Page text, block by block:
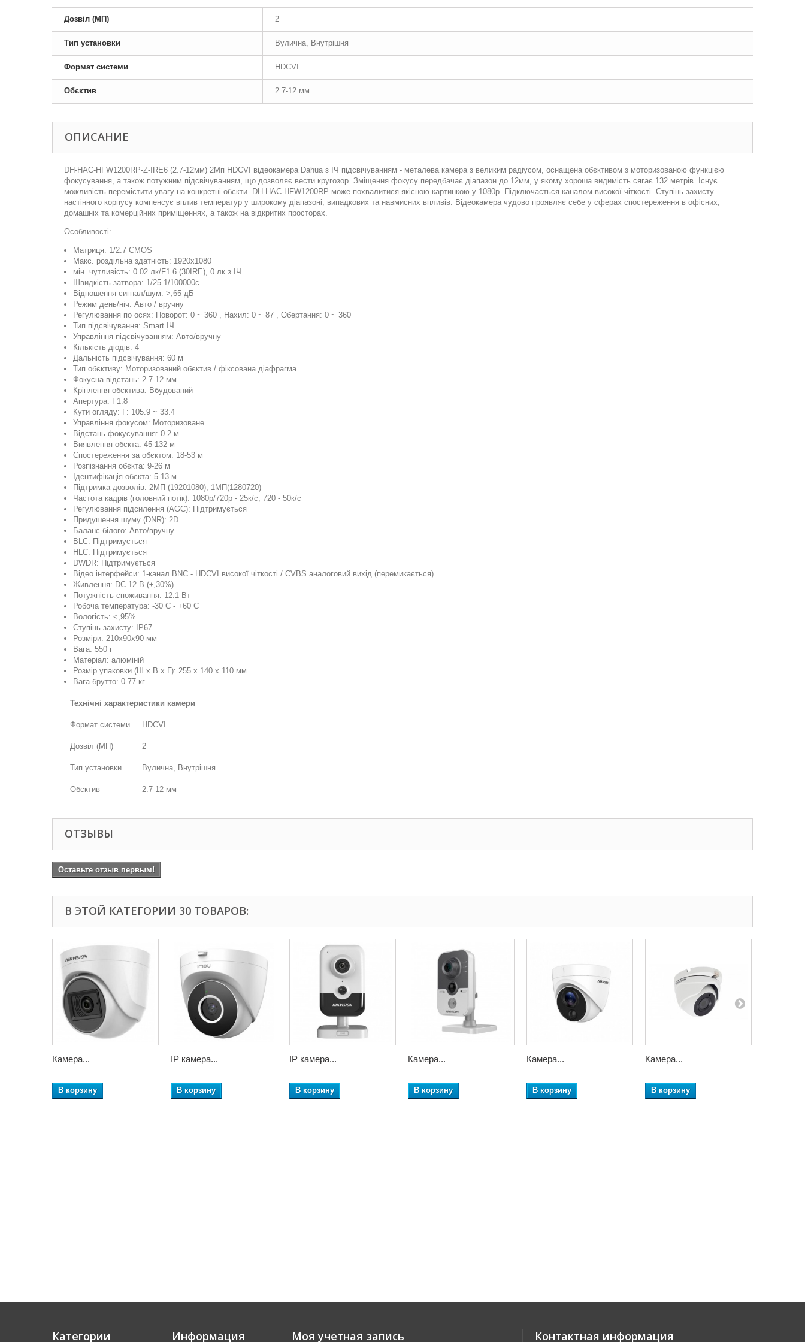
Дозвіл (МП) 2
Тип установки Вулична, Внутрішня
Формат системи HDCVI
Обєктив 2.7-12 мм
ОПИСАНИЕ
DH-HAC-HFW1200RP-Z-IRE6 (2.7-12мм) 2Мп HDCVI відеокамера Dahua з ІЧ підсвічуванням - металева камера з великим радіусом, оснащена обєктивом з моторизованою функцією
фокусування, а також потужним підсвічуванням, що дозволяє вести кругозор. Зміщення фокусу передбачає діапазон до 12мм, у якому хороша видимість сягає 132 метрів. Існує
можливість перемістити увагу на конкретні обєкти. DH-HAC-HFW1200RP може похвалитися якісною картинкою у 1080p. Підключається каналом високої чіткості. Ступінь захисту
настінного корпусу компенсує вплив температур у широкому діапазоні, випадкових та навмисних впливів. Відеокамера чудово проявляє себе у сферах спостереження в офісних,
домашніх та комерційних приміщеннях, а також на відкритих просторах.
Особливості:
Матриця: 1/2.7 CMOS
Макс. роздільна здатність: 1920x1080
мін. чутливість: 0.02 лк/F1.6 (30IRE), 0 лк з ІЧ
Швидкість затвора: 1/25 1/100000с
Відношення сигнал/шум: >,65 дБ
Режим день/ніч: Авто / вручну
Регулювання по осях: Поворот: 0 ~ 360 , Нахил: 0 ~ 87 , Обертання: 0 ~ 360
Тип підсвічування: Smart ІЧ
Управління підсвічуванням: Авто/вручну
Кількість діодів: 4
Дальність підсвічування: 60 м
Тип обєктиву: Моторизований обєктив / фіксована діафрагма
Фокусна відстань: 2.7-12 мм
Кріплення обєктива: Вбудований
Апертура: F1.8
Кути огляду: Г: 105.9 ~ 33.4
Управління фокусом: Моторизоване
Відстань фокусування: 0.2 м
Виявлення обєкта: 45-132 м
Спостереження за обєктом: 18-53 м
Розпізнання обєкта: 9-26 м
Ідентифікація обєкта: 5-13 м
Підтримка дозволів: 2МП (19201080), 1МП(1280720)
Частота кадрів (головний потік): 1080p/720p - 25к/с, 720 - 50к/с
Регулювання підсилення (AGC): Підтримується
Придушення шуму (DNR): 2D
Баланс білого: Авто/вручну
BLC: Підтримується
HLC: Підтримується
DWDR: Підтримується
Відео інтерфейси: 1-канал BNC - HDCVI високої чіткості / CVBS аналоговий вихід (перемикається)
Живлення: DC 12 В (±,30%)
Потужність споживання: 12.1 Вт
Робоча температура: -30 C - +60 C
Вологість: <,95%
Ступінь захисту: IP67
Розміри: 210х90х90 мм
Вага: 550 г
Матеріал: алюміній
Розмір упаковки (Ш х В х Г): 255 x 140 x 110 мм
Вага брутто: 0.77 кг
Технічні характеристики камери
Формат системи HDCVI
Дозвіл (МП) 2
Тип установки Вулична, Внутрішня
Обєктив 2.7-12 мм
ОТЗЫВЫ
Оставьте отзыв первым!
В ЭТОЙ КАТЕГОРИИ 30 ТОВАРОВ:
Камера...
В корзину
IP камера...
В корзину
IP камера...
В корзину
Камера...
В корзину
Камера...
В корзину
Камера...
В корзину
Категории Информация Моя учетная запись Контактная информация